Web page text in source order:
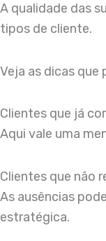
A qualidade das
tipos de cliente.
Veja as dicas que
Clientes que já
Aqui vale uma
Clientes que não
As ausências
estratégica.